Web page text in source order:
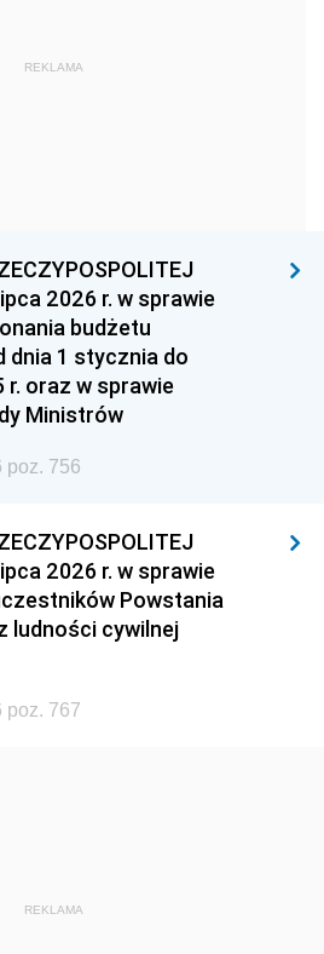
1968
1952
1946
1938
REKLAMA
2026 r. w sprawie
budżetu
dnia 1 stycznia do
r. oraz w sprawie
Ministrów
poz. 756
2026 r. w sprawie
Powstania
ludności cywilnej
poz. 767
REKLAMA